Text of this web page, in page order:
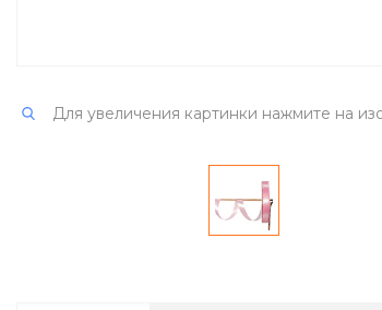
Для увеличения картинки нажмите на